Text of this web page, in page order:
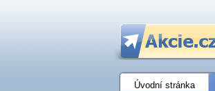
Úvodní stránka